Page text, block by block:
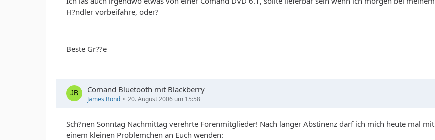
H?ndler vorbeifahre, oder?
Beste Gr??e
Comand Bluetooth mit Blackberry
James Bond 20. August 2006 um 15:58
Sch?nen Sonntag Nachmittag verehrte Forenmitglieder! Nach langer Abstinenz darf ich mich heute mal mit
einem kleinen Problemchen an Euch wenden: